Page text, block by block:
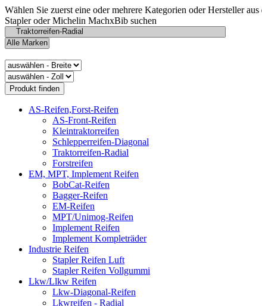
Wählen Sie zuerst eine oder mehrere Kategorien oder Hersteller
Stapler oder Michelin MachxBib suchen
AS-Reifen,Forst-Reifen
AS-Front-Reifen
Kleintraktorreifen
Schlepperreifen-Diagonal
Traktorreifen-Radial
Forstreifen
EM, MPT, Implement Reifen
BobCat-Reifen
Bagger-Reifen
EM-Reifen
MPT/Unimog-Reifen
Implement Reifen
Implement Kompleträder
Industrie Reifen
Stapler Reifen Luft
Stapler Reifen Vollgummi
Lkw/Llkw Reifen
Lkw-Diagonal-Reifen
Lkwreifen - Radial